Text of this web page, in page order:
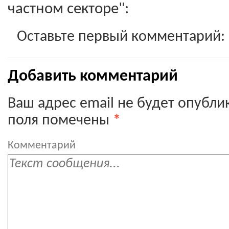
частном секторе":
Оставьте первый комментарий:
Добавить комментарий
Ваш адрес email не будет
поля помечены *
Комментарий